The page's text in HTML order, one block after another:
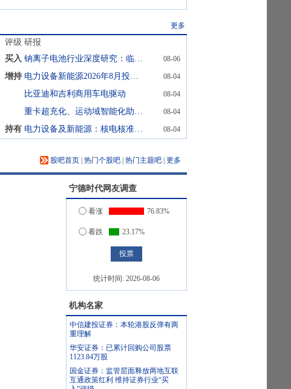
更多
评级 研报
买入 钠离子电池行业深度研究：临产业化拐点，启新能源宏图 08-06
增持 电力设备新能源2026年8月投资策略：国内风电需求逐步复苏，电网投资确定性凸显 08-04
比亚迪和吉利商用车电驱动 08-04
重卡超充化、运动域智能化助力电动汽车产业高质量发展 08-04
持有 电力设备及新能源：核电核准常态化推进，产业链景气持续回升 08-04
股吧首页 热门个股吧 热门主题吧 更多
宁德时代网友调查
看涨 76.83%
看跌 23.17%
统计时间: 2026-08-06
机构名家
中信建投证券：本轮港股反弹有两
重理解
华安证券：已累计回购公司股票
1123.84万股
国金证券：监管层面释放两地互联
互通政策红利 维持证券行业“买